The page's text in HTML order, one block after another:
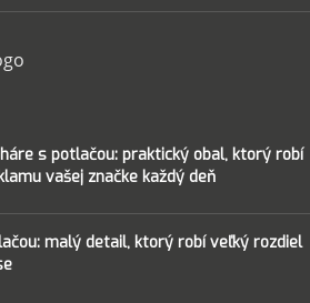
s potlačou: praktický obal, ktorý robí
vašej značke každý deň
malý detail, ktorý robí veľký rozdiel